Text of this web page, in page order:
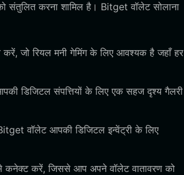
संतुलित करना शामिल है। Bitget वॉलेट सोलाना
जो रियल मनी गेमिंग के लिए आवश्यक है जहाँ हर
डिजिटल संपत्तियों के लिए एक सहज दृश्य गैलरी
वॉलेट आपकी डिजिटल इन्वेंट्री के लिए
कनेक्ट करें, जिससे आप अपने वॉलेट वातावरण को